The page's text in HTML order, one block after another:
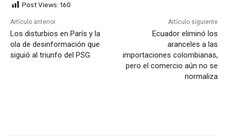
Post Views: 160
Artículo anterior
Los disturbios en París y la
ola de desinformación que
siguió al triunfo del PSG
Artículo siguiente
Ecuador eliminó los
aranceles a las
importaciones colombianas,
pero el comercio aún no se
normaliza